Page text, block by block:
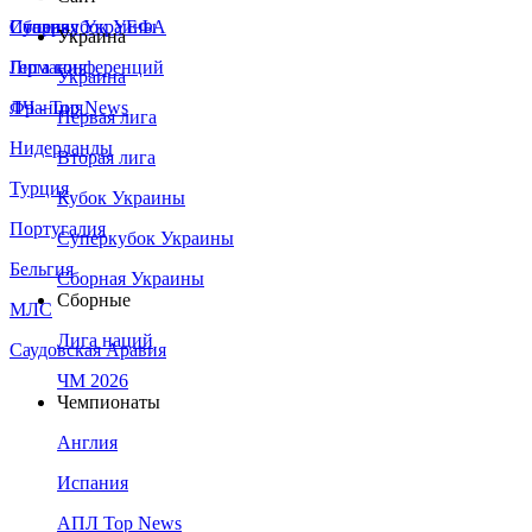
Сборная Украины
Италия
Германия
Франция
Нидерланды
Турция
Португалия
Бельгия
МЛС
Саудовская Аравия
Суперкубок УЕФА
Лига конференций
ЛЧ - Top News
Украина
Украина
Первая лига
Вторая лига
Кубок Украины
Суперкубок Украины
Сборная Украины
Сборные
Лига наций
ЧМ 2026
Чемпионаты
Англия
Испания
АПЛ Top News